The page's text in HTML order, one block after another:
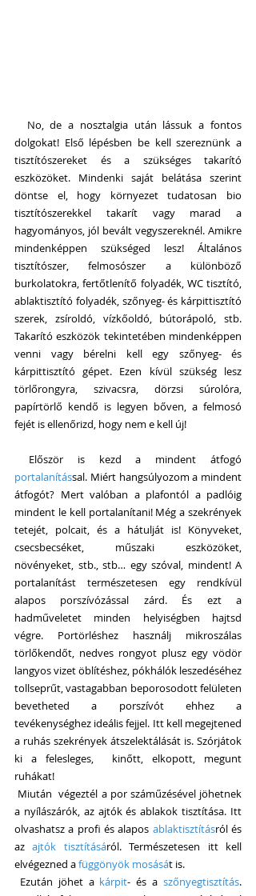
dolgokat! Első lépésben be kell szereznünk a
tisztítószereket és a szükséges takarító
eszközöket. Mindenki saját belátása szerint
döntse el, hogy környezet tudatosan bio
tisztítószerekkel takarít vagy marad a
hagyományos, jól bevált vegyszereknél. Amikre
mindenképpen szükséged lesz! Általános
tisztítószer, felmosószer a különböző
burkolatokra, fertőtlenítő folyadék, WC tisztító,
ablaktisztító folyadék, szőnyeg- és kárpittisztító
szerek, zsíroldó, vízkőoldó, bútorápoló, stb.
Takarító eszközök tekintetében mindenképpen
venni vagy bérelni kell egy szőnyeg- és
kárpittisztító gépet. Ezen kívül szükség lesz
törlőrongyra, szivacsra, dörzsi súrolóra,
papírtörlő kendő is legyen bőven, a felmosó
fejét is ellenőrizd, hogy nem e kell új!
Először is kezd a mindent átfogó
portalanítással. Miért hangsúlyozom a mindent
átfogót? Mert valóban a plafontól a padlóig
mindent le kell portalanítani! Még a szekrények
tetejét, polcait, és a hátulját is! Könyveket,
csecsbecséket, műszaki eszközöket,
növényeket, stb., stb… egy szóval, mindent! A
portalanítást természetesen egy rendkívül
alapos porszívózással zárd. És ezt a
hadműveletet minden helyiségben hajtsd
végre. Portörléshez használj mikroszálas
törlőkendőt, nedves rongyot plusz egy vödör
langyos vizet öblítéshez, pókhálók leszedéséhez
tollseprűt, vastagabban beporosodott felületen
bevetheted a porszívót ehhez a
tevékenységhez ideális fejjel. Itt kell megejtened
a ruhás szekrények átszelektálását is. Szórjátok
ki a felesleges,  kinőtt, elkopott, megunt
ruhákat!
a nyílászárók, az ajtók és ablakok tisztítása. Itt
olvashatsz a profi és alapos ablaktisztításról és
az ajtók tisztításáról. Természetesen itt kell
elvégezned a függönyök mosását is.
Ezután jöhet a kárpit- és a szőnyegtisztítás.